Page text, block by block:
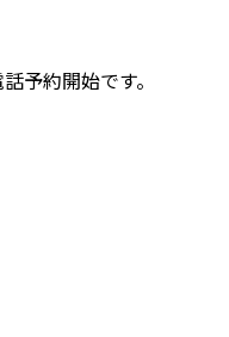
予約開始です。